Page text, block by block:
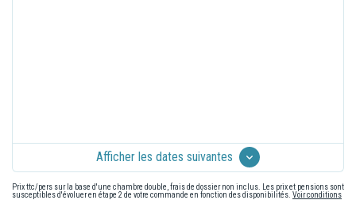
Afficher les dates suivantes
Prix ttc/pers sur la base d'une chambre double, frais de dossier non inclus. Les prix et pensions sont
susceptibles d'évoluer en étape 2 de votre commande en fonction des disponibilités. Voir conditions